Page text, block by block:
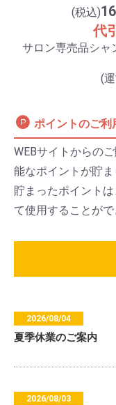
(税込)
代
サロン専売品シャ
(
ポイントのご利
WEBサイトからの
能なポイントが貯
貯まったポイント
て使用することがで
2026/08/04
夏季休業のご案内
2026/08/03